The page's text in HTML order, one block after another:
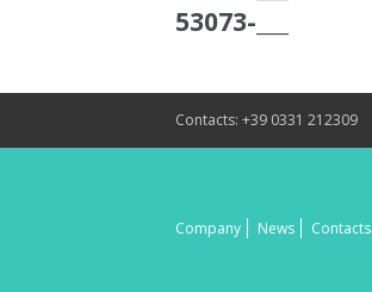
53073-___
Contacts: +39 0331 212309
Company News Contacts